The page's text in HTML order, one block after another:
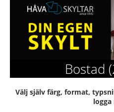
Bostad
Välj själv färg, format,
logga